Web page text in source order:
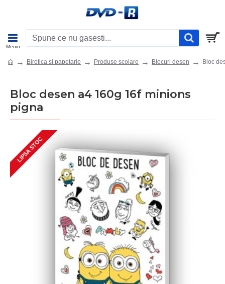
Birotica si papetarie Produse scolare Blocuri desen Bloc
Bloc desen a4 160g 16f minions
pigna
LIPSA STOC